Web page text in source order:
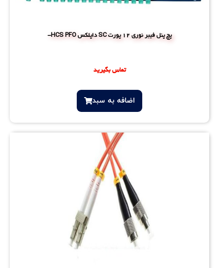
پچ پنل فیبر نوری 12 پورت SC داپلکس HCS PFO-
تماس بگیرید
اضافه‌ به سبد